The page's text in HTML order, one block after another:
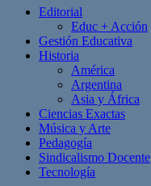
Editorial
Educ + Acción
Gestión Educativa
Historia
América
Argentina
Asia y África
Ciencias Exactas
Música y Arte
Pedagogía
Sindicalismo Docente
Tecnología